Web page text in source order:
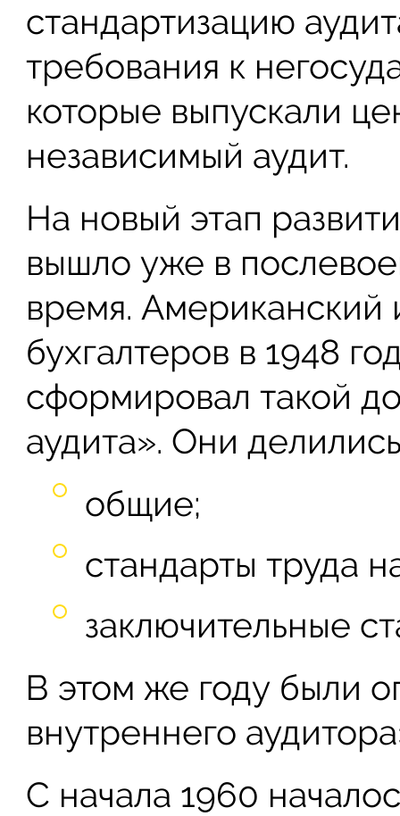
стандартизацию
требования к
которые выпускали
независимый аудит.
На новый этап
вышло уже в
время. Американский
бухгалтеров в 1948
сформировал такой
аудита». Они
общие;
стандарты труда
заключительные
В этом же году были
внутреннего
С начала 1960